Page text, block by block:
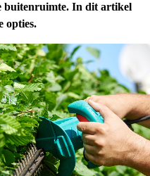
buitenruimte. In dit artikel
opties.